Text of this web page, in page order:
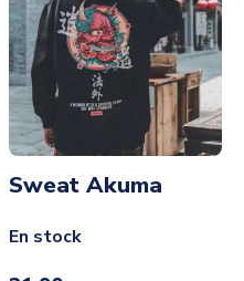
Sweat Akuma
En stock